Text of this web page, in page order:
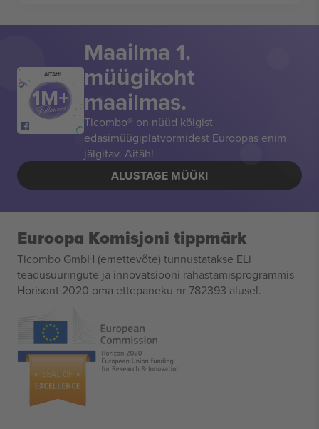
AITÄH!
Maailma 1.
müügikoht
maailmas.
Ticombo® on nüüd kõigist
edasimüügiplatvormidest Euroopas enim
jälgitav. Aitäh!
ALUSTAGE MÜÜKI
Euroopa Komisjoni tippmärk
Ticombo GmbH (emettevõte) tunnustatakse ELi
teadusuuringute ja innovatsiooni rahastamisprogrammis
Horisont 2020 oma ettepaneku nr 782393 alusel.